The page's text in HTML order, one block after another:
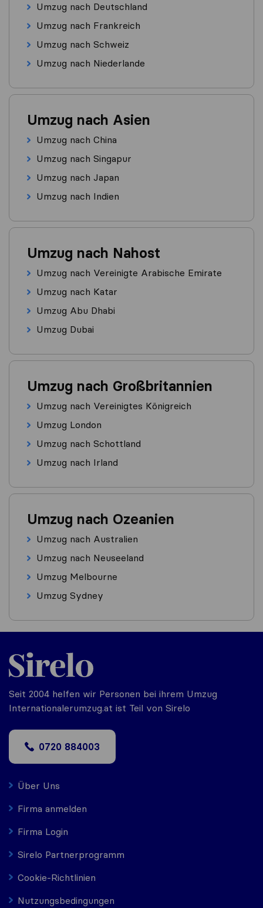
Umzug nach Deutschland
Umzug nach Frankreich
Umzug nach Schweiz
Umzug nach Niederlande
Umzug nach Asien
Umzug nach China
Umzug nach Singapur
Umzug nach Japan
Umzug nach Indien
Umzug nach Nahost
Umzug nach Vereinigte Arabische Emirate
Umzug nach Katar
Umzug Abu Dhabi
Umzug Dubai
Umzug nach Großbritannien
Umzug nach Vereinigtes Königreich
Umzug London
Umzug nach Schottland
Umzug nach Irland
Umzug nach Ozeanien
Umzug nach Australien
Umzug nach Neuseeland
Umzug Melbourne
Umzug Sydney
Seit 2004 helfen wir Personen bei ihrem Umzug
Internationalerumzug.at ist Teil von Sirelo
0720 884003
Über Uns
Firma anmelden
Firma Login
Sirelo Partnerprogramm
Cookie-Richtlinien
Nutzungsbedingungen